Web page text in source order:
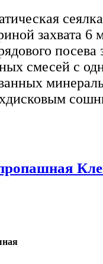
захвата 6
посева
смесей с